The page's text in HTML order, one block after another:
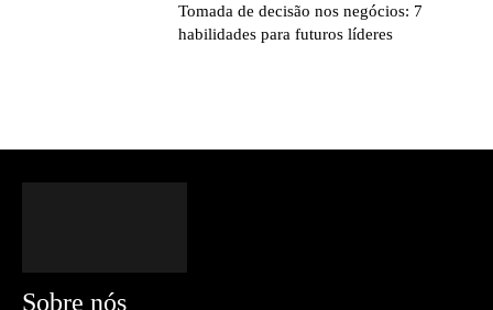
Tomada de decisão nos negócios: 7
habilidades para futuros líderes
Sobre nós